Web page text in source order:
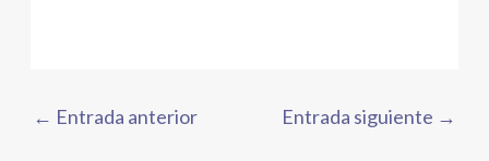
← Entrada anterior Entrada siguiente →